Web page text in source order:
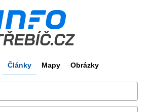
Články Mapy Obrázky